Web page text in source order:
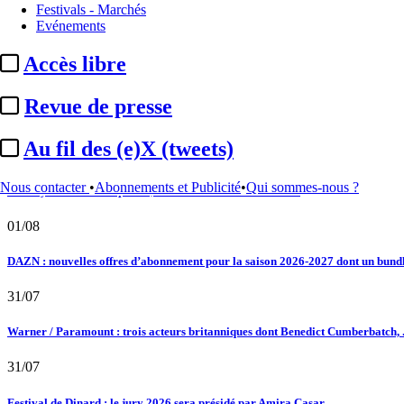
Festivals - Marchés
Evénements
Accès libre
Revue de presse
Au fil des (e)X (tweets)
Nous contacter •Abonnements et Publicité•Qui sommes-nous ?
02/08
Satellifacts : pause d'été
02/08
"L'Odyssée" : à Montpellier, le seul cinéma de France à ...
01/08
DAZN : nouvelles offres d’abonnement pour la saison 2026-2027 dont un
31/07
Warner / Paramount : trois acteurs britanniques dont Benedict Cumberbatch,
31/07